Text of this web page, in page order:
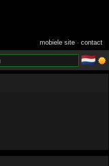
mobiele site ·contact
🇳🇱